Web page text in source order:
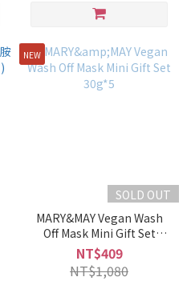
NEW
SOLD OUT
MARY&MAY Vegan Wash
Off Mask Mini Gift Set
30g*5
NT$409
NT$1,080